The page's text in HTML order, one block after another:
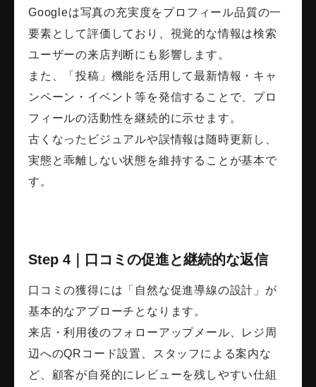
Googleは写真の充実度をプロフィール品質の一
要素として評価しており、視覚的な情報は検索
ユーザーの来店判断にも影響します。
また、「投稿」機能を活用して最新情報・キャ
ンペーン・イベント等を発信することで、プロ
フィールの活動性を継続的に示せます。
古くなったビジュアルや誤情報は随時更新し、
実態と乖離しない状態を維持することが基本で
す。
Step 4｜口コミの促進と継続的な返信
口コミの獲得には「自然な促進導線の設計」が
基本的なアプローチとなります。
来店・利用後のフォローアップメール、レジ周
辺へのQRコード設置、スタッフによる案内な
ど、顧客が自発的にレビューを残しやすい仕組